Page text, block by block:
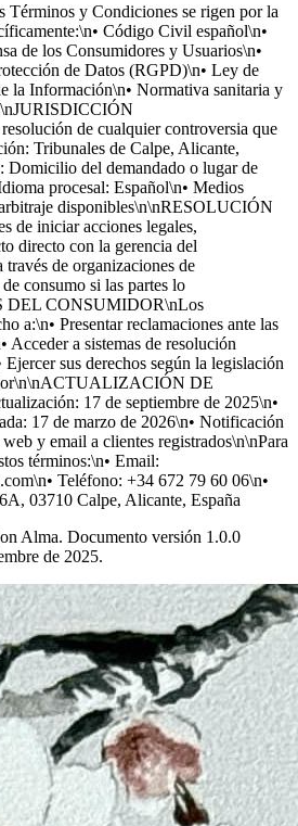
y Condiciones se rigen por la
Código Civil español\n•
de los Consumidores y Usuarios\n•
de Datos (RGPD)\n• Ley de
la Información\n• Normativa sanitaria y
de cualquier controversia que
Tribunales de Calpe, Alicante,
Domicilio del demandado o lugar de
procesal: Español\n• Medios
disponibles\n\nRESOLUCIÓN
de iniciar acciones legales,
directo con la gerencia del
través de organizaciones de
consumo si las partes lo
DEL CONSUMIDOR\nLos
a:\n• Presentar reclamaciones ante las
Acceder a sistemas de resolución
sus derechos según la legislación
DE
17 de septiembre de 2025\n•
17 de marzo de 2026\n• Notificación
y email a clientes registrados\n\nPara
términos:\n• Email:
Teléfono: +34 672 79 60 06\n•
03710 Calpe, Alicante, España
Alma. Documento versión 1.0.0
de 2025.